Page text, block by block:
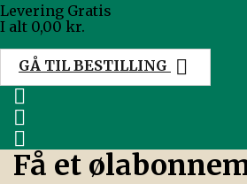
Levering Gratis
I alt 0,00 kr.
GÅ TIL BESTILLING 



Få et